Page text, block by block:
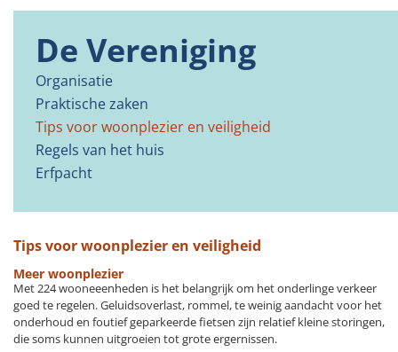
De Vereniging
Organisatie
Praktische zaken
Tips voor woonplezier en veiligheid
Regels van het huis
Erfpacht
Tips voor woonplezier en veiligheid
Meer woonplezier
Met 224 wooneeenheden is het belangrijk om het onderlinge verkeer
goed te regelen. Geluidsoverlast, rommel, te weinig aandacht voor het
onderhoud en foutief geparkeerde fietsen zijn relatief kleine storingen,
die soms kunnen uitgroeien tot grote ergernissen.